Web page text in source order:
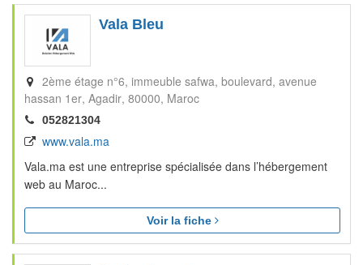
Vala Bleu
2ème étage n°6, immeuble safwa, boulevard, avenue
hassan 1er Agadir 80000 Maroc
052821304
www.vala.ma
Vala.ma est une entreprise spécialisée dans l’hébergement
web au Maroc...
Voir la fiche